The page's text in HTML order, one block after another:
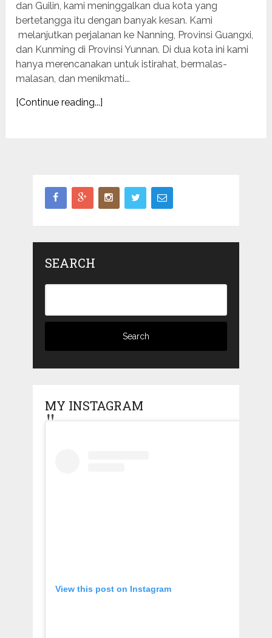
dan Guilin, kami meninggalkan dua kota yang
bertetangga itu dengan banyak kesan. Kami
melanjutkan perjalanan ke Nanning, Provinsi Guangxi,
dan Kunming di Provinsi Yunnan. Di dua kota ini kami
hanya merencanakan untuk istirahat, bermalas-
malasan, dan menikmati...
[Continue reading...]
SEARCH
MY INSTAGRAM
View this post on Instagram